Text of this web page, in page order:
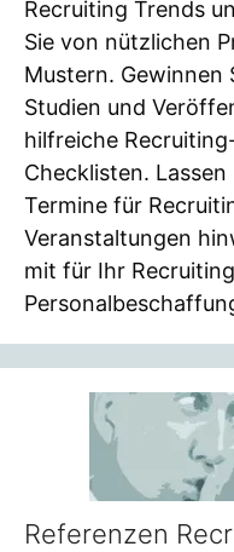
Recruiting Trends
Sie von nützlichen
Mustern. Gewinnen
Studien und
hilfreiche
Checklisten.
Termine für
Veranstaltungen
mit für Ihr
Referenzen